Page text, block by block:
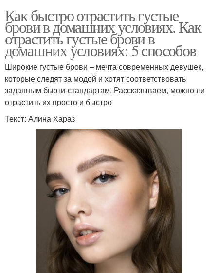
Как быстро отрастить густые
брови в домашних условиях. Как
отрастить густые брови в
домашних условиях: 5 способов
Широкие густые брови – мечта современных девушек,
которые следят за модой и хотят соответствовать
заданным бьюти-стандартам. Рассказываем, можно ли
отрастить их просто и быстро
Текст: Алина Хараз